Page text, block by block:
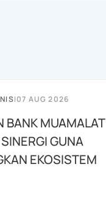
|07 AUG 2026
BANK MUAMALAT
GUNA
EKOSISTEM